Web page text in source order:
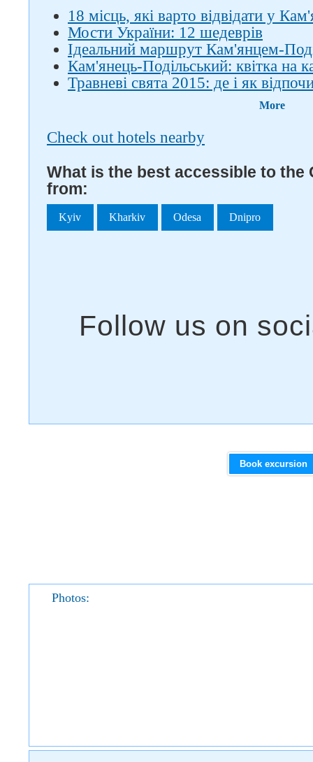
18 місць, які варто відвідати у
Мости України: 12 шедеврів
Ідеальний маршрут Кам'янцем-
Кам'янець-Подільський: квітка на
Травневі свята 2015: де і як
More
Check out hotels nearby
What is the best accessible to the
from:
Kyiv Kharkiv Odesa Dnipro
Book excursion
Photos: